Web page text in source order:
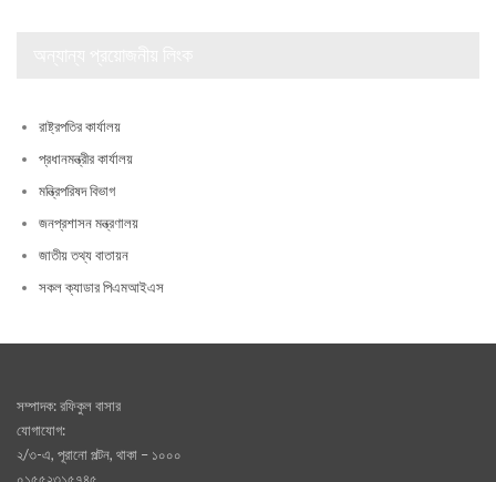
রাষ্ট্রপতির কার্যালয়
প্রধানমন্ত্রীর কার্যালয়
মন্ত্রিপরিষদ বিভাগ
জনপ্রশাসন মন্ত্রণালয়
জাতীয় তথ্য বাতায়ন
সকল ক্যাডার পিএমআইএস
সম্পাদক: রফিকুল বাসার
যোগাযোগ:
২/৩-এ, পূরানো পল্টন, থাকা – ১০০০